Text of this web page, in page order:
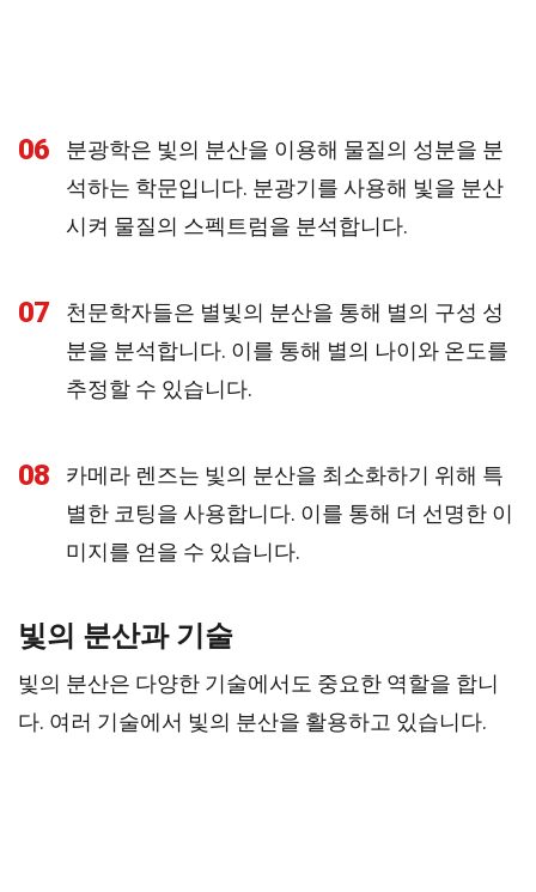
06
분광학은 빛의 분산을 이용해 물질의 성분을 분
석하는 학문입니다. 분광기를 사용해 빛을 분산
시켜 물질의 스펙트럼을 분석합니다.
07
천문학자들은 별빛의 분산을 통해 별의 구성 성
분을 분석합니다. 이를 통해 별의 나이와 온도를
추정할 수 있습니다.
08
카메라 렌즈는 빛의 분산을 최소화하기 위해 특
별한 코팅을 사용합니다. 이를 통해 더 선명한 이
미지를 얻을 수 있습니다.
빛의 분산과 기술
빛의 분산은 다양한 기술에서도 중요한 역할을 합니
다. 여러 기술에서 빛의 분산을 활용하고 있습니다.